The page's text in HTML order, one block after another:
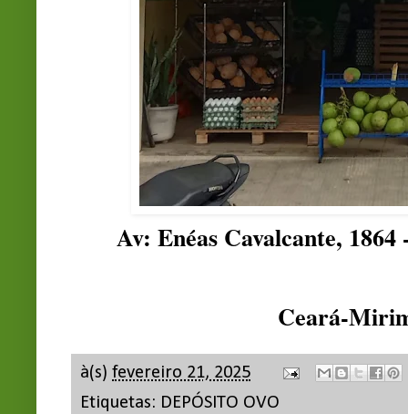
Av: Enéas Cavalcante,
Ceará-
à(s) fevereiro 21, 2025
Etiquetas: DEPÓSITO OVO